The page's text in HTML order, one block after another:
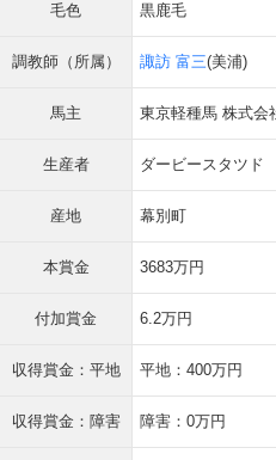
毛色 黒鹿毛
調教師（所属） 諏訪 富三(美浦)
馬主 東京軽種馬 株式会
生産者 ダービースタツド
産地 幕別町
本賞金 3683万円
付加賞金 6.2万円
収得賞金：平地 平地：400万円
収得賞金：障害 障害：0万円